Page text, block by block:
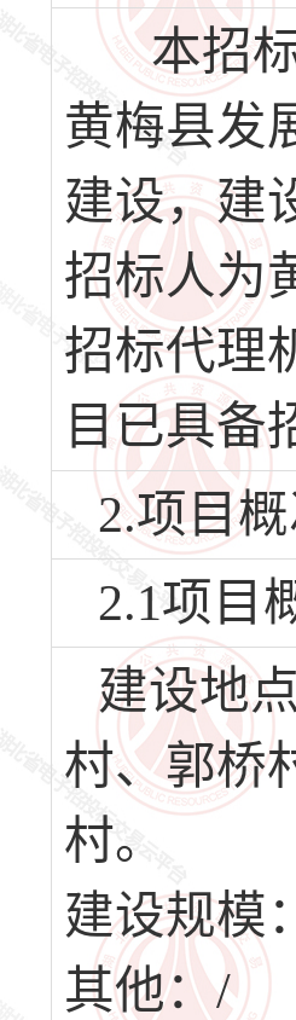
本招标
黄梅县发
建设，建
招标人为
招标代理
目已具备
2.项目
2.1项目
建设地
村、郭桥
村。
建设规模
其他：/